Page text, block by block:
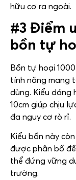
hữu cơ ra ngoài.
#3 Điểm
bồn tự
Bồn tự hoại
tính năng mang
dùng. Kiểu dáng
10cm giúp chịu
đa nguy cơ rò rỉ.
Kiểu bồn này
được phân bố
thể đứng vững
trường.